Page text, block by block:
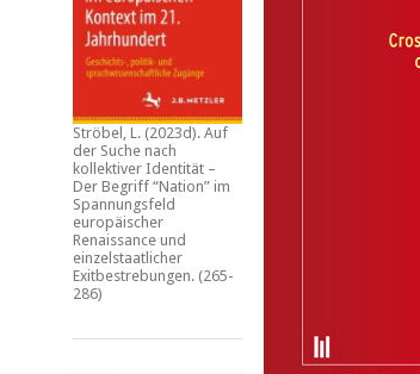
Ströbel, L. (2023d). Auf
der Suche nach
kollektiver Identität –
Der Begriff “Nation” im
Spannungsfeld
europäischer
Renaissance und
einzelstaatlicher
Exitbestrebungen.(265-
286)